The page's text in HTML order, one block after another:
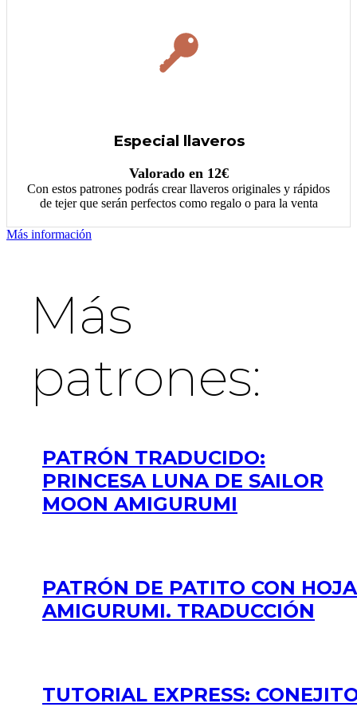
Especial llaveros
Valorado en 12€
Con estos patrones podrás crear llaveros originales y rápidos
de tejer que serán perfectos como regalo o para la venta
Más información
Más
patrones:
PATRÓN TRADUCIDO:
PRINCESA LUNA DE SAILOR
MOON AMIGURUMI
PATRÓN DE PATITO CON HOJA
AMIGURUMI. TRADUCCIÓN
TUTORIAL EXPRESS: